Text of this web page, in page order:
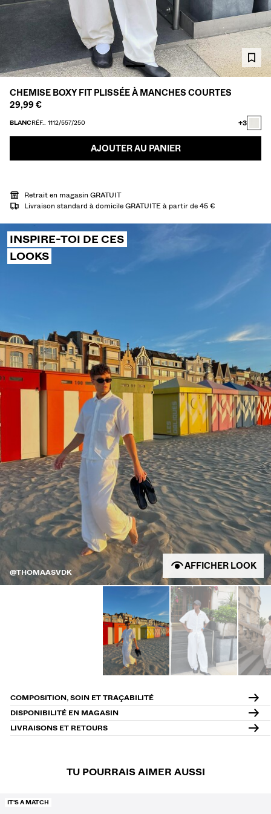
CHEMISE BOXY FIT PLISSÉE À MANCHES COURTES
29,99 €
BLANCRÉF.. 1112/557/250 +3
AJOUTER AU PANIER
Retrait en magasin GRATUIT
Livraison standard à domicile GRATUITE à partir de 45 €
INSPIRE-TOI DE CES
LOOKS
@THOMAASVDK
AFFICHER LOOK
COMPOSITION, SOIN ET TRAÇABILITÉ
DISPONIBILITÉ EN MAGASIN
LIVRAISONS ET RETOURS
TU POURRAIS AIMER AUSSI
IT'S A MATCH
ET GILETS
DE BAIN
SELLERS
MUSIC
CARTE CADEAU MMBRS NEWSLETTER AIDE